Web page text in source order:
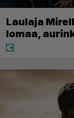
Laulaja
lomaa,